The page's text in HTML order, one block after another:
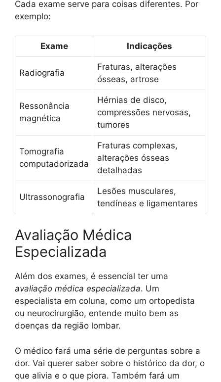
Cada exame serve para coisas diferentes. Por
exemplo:
Exame Indicações
Radiografia
Fraturas, alterações
ósseas, artrose
Ressonância
magnética
Hérnias de disco,
compressões nervosas,
tumores
Tomografia
computadorizada
Fraturas complexas,
alterações ósseas
detalhadas
Ultrassonografia
Lesões musculares,
tendíneas e ligamentares
Avaliação Médica
Especializada
Além dos exames, é essencial ter uma
avaliação médica especializada. Um
especialista em coluna, como um ortopedista
ou neurocirurgião, entende muito bem as
doenças da região lombar.
O médico fará uma série de perguntas sobre a
dor. Vai querer saber sobre o histórico da dor, o
que alivia e o que piora. Também fará um